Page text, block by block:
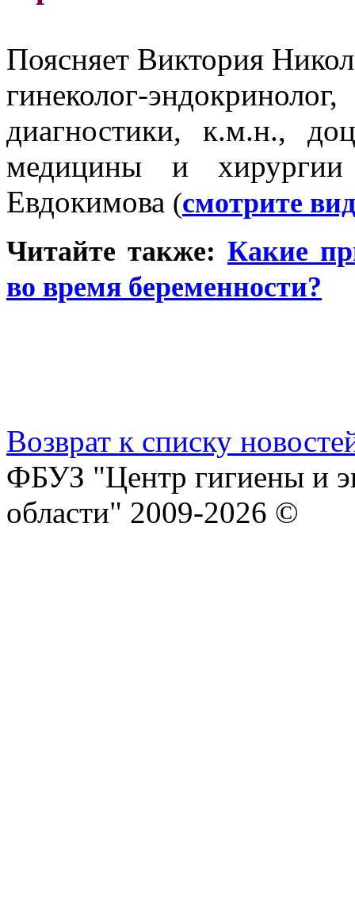
Поясняет Виктория
гинеколог-
диагностики, к.м.н.,
медицины и
Евдокимова (смотрите
Читайте также: Какие
во время беременности?
Возврат к списку
ФБУЗ "Центр гигиены и
области" 2009-2026 ©